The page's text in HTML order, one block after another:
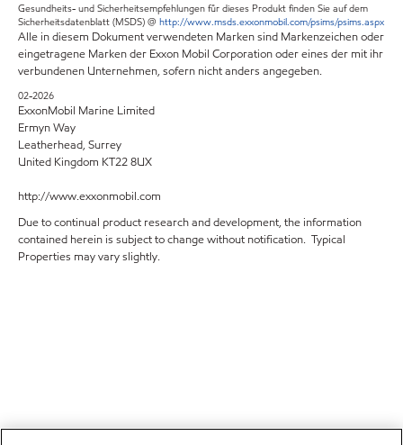
Gesundheits- und Sicherheitsempfehlungen für dieses Produkt finden Sie auf dem
Sicherheitsdatenblatt (MSDS) @ http://www.msds.exxonmobil.com/psims/psims.aspx
Alle in diesem Dokument verwendeten Marken sind Markenzeichen oder
eingetragene Marken der Exxon Mobil Corporation oder eines der mit ihr
verbundenen Unternehmen, sofern nicht anders angegeben.
02-2026
ExxonMobil Marine Limited
Ermyn Way
Leatherhead, Surrey
United Kingdom KT22 8UX
http://www.exxonmobil.com
Due to continual product research and development, the information
contained herein is subject to change without notification. Typical
Properties may vary slightly.